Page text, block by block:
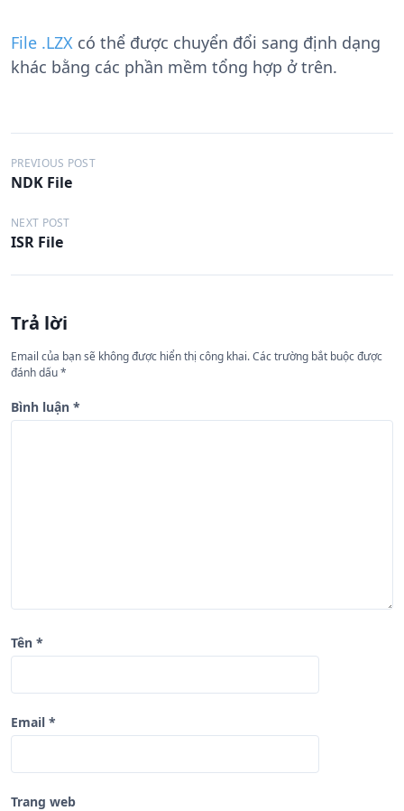
File .LZX có thể được chuyển đổi sang định dạng
khác bằng các phần mềm tổng hợp ở trên.
Đ
i
ề
u
h
ớ
n
g
b
PREVIOUS POST
NDK File
NEXT POST
ISR File
Trả lời
Email của bạn sẽ không được hiển thị công khai.Các trường bắt buộc được
đánh dấu*
Bình luận *
Tên *
Email *
Trang web